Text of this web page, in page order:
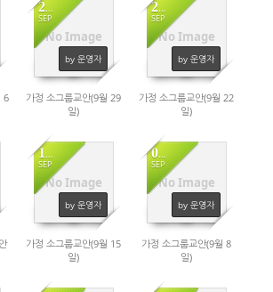
6
No Image
27
SEP
by 운영자
1148
가정 소그룹교안(9월 29
일)
No Image
20
SEP
by 운영자
1217
가정 소그룹교안(9월 22
일)
No Image
13
SEP
by 운영자
1324
가정 소그룹교안(9월 15
일)
No Image
06
SEP
by 운영자
1176
가정 소그룹교안(9월 8
일)